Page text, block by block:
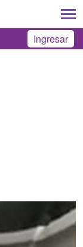
Ingresar